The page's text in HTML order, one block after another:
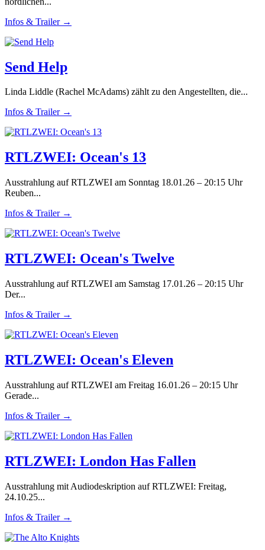
Infos & Trailer →
Send Help
Linda Liddle (Rachel McAdams) zählt zu den Angestellten, die...
Infos & Trailer →
RTLZWEI: Ocean's 13
Ausstrahlung auf RTLZWEI am Sonntag 18.01.26 – 20:15 Uhr
Reuben...
Infos & Trailer →
RTLZWEI: Ocean's Twelve
Ausstrahlung auf RTLZWEI am Samstag 17.01.26 – 20:15 Uhr
Der...
Infos & Trailer →
RTLZWEI: Ocean's Eleven
Ausstrahlung auf RTLZWEI am Freitag 16.01.26 – 20:15 Uhr
Gerade...
Infos & Trailer →
RTLZWEI: London Has Fallen
Ausstrahlung mit Audiodeskription auf RTLZWEI: Freitag,
24.10.25...
Infos & Trailer →